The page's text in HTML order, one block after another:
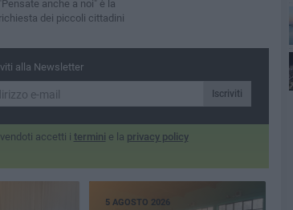
"Pensate anche a noi" è la
richiesta dei piccoli cittadini
alla Newsletter
Iscriviti
accetti i termini e la privacy policy
5 AGOSTO 2026